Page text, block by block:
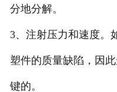
分地分解。
3、注射压力和速度。
塑件的质量缺陷，因
键的。